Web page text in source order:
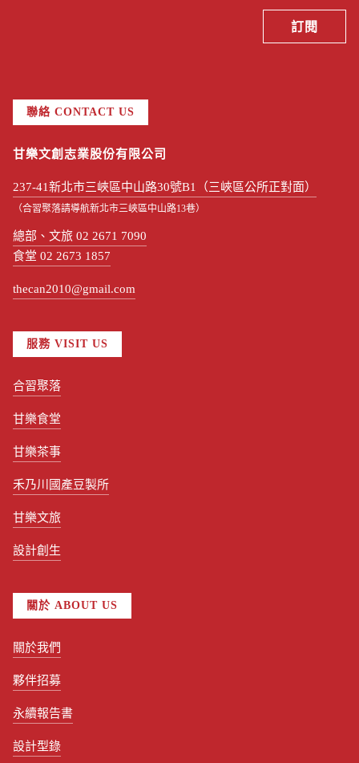
聯絡 CONTACT US
甘樂文創志業股份有限公司
237-41新北市三峽區中山路30號B1（三峽區公所正對面）
（合習聚落請導航新北市三峽區中山路13巷）
總部、文旅 02 2671 7090
食堂 02 2673 1857
thecan2010@gmail.com
服務 VISIT US
合習聚落
甘樂食堂
甘樂茶事
禾乃川國產豆製所
甘樂文旅
設計創生
關於 ABOUT US
關於我們
夥伴招募
永續報告書
設計型錄